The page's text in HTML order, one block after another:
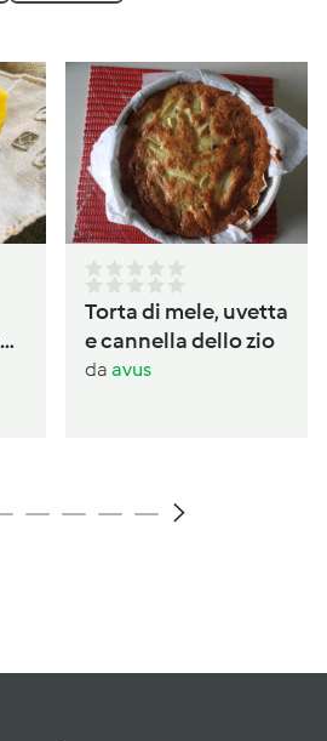
Torta di mele, uvetta
e cannella dello zio
da avus